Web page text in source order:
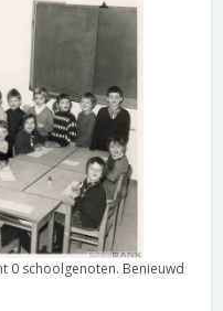
0 schoolgenoten. Benieuwd